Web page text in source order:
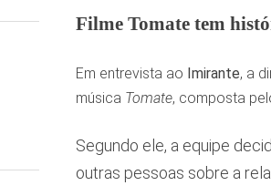
Filme Tomate tem
Em entrevista ao Imirante, a
música Tomate, composta
Segundo ele, a equipe
outras pessoas sobre a